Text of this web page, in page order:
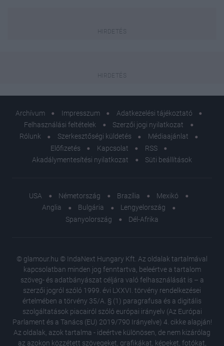
Archívum Impresszum
Adatkezelési tájékoztató
Felhasználási feltételek
Szerzői jogi nyilatkozat
Rólunk
Szerkesztőségi küldetés
Médiaajánlat
Előfizetés
Kapcsolat
RSS
Akadálymentesítési nyilatkozat
Süti beállítások
USA Németország Brazília
Mexikó
Anglia
Bulgária
Lengyelország
Spanyolország
Dél-Afrika
© glamour.hu © IndaNext Hungary Kft. Az oldalak tartalmával
kapcsolatban minden jog fenntartva, beleértve a tartalom
szöveg- és adatbányászat céljára való felhasználását is – a
szerzői jogról szóló 1999. évi LXXVI. törvény rendelkezései
értelmében a törvény 35/A. § (1) paragrafusa és a digitális
szolgáltatások piacairól szóló európai irányelv (Az Európai
Parlament és a Tanács (EU) 2019/790 Irányelve) 4. cikke alapján!
Az oldalak, azok tartalma - ideértve különösen, de nem kizárólag
az azokon közzétett szövegeket, grafikákat, képeket, fotókat,